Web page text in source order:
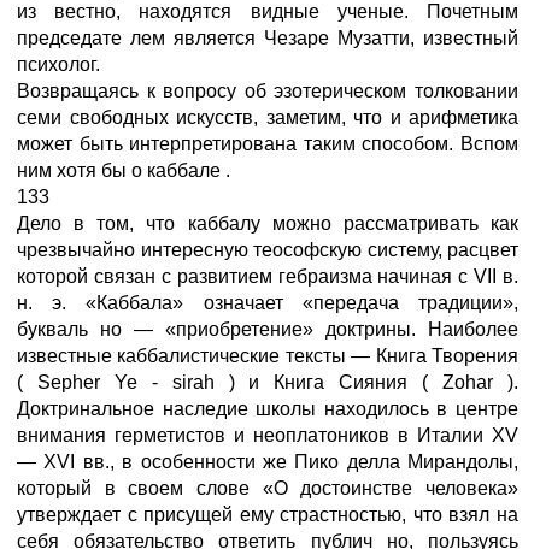
из вестно, находятся видные ученые. Почетным
председате лем является Чезаре Музатти, известный
психолог.
Возвращаясь к вопросу об эзотерическом толковании
семи свободных искусств, заметим, что и арифметика
может быть интерпретирована таким способом. Вспом
ним хотя бы о каббале .
133
Дело в том, что каббалу можно рассматривать как
чрезвычайно интересную теософскую систему, расцвет
которой связан с развитием гебраизма начиная с VII в.
н. э. «Каббала» означает «передача традиции»,
букваль но — «приобретение» доктрины. Наиболее
известные каббалистические тексты — Книга Творения
( Sepher Ye - sirah ) и Книга Сияния ( Zohar ).
Доктринальное наследие школы находилось в центре
внимания герметистов и неоплатоников в Италии XV
— XVI вв., в особенности же Пико делла Мирандолы,
который в своем слове «О достоинстве человека»
утверждает с присущей ему страстностью, что взял на
себя обязательство ответить публич но, пользуясь